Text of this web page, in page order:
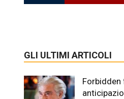
GLI ULTIMI ARTICOLI
Forbidden